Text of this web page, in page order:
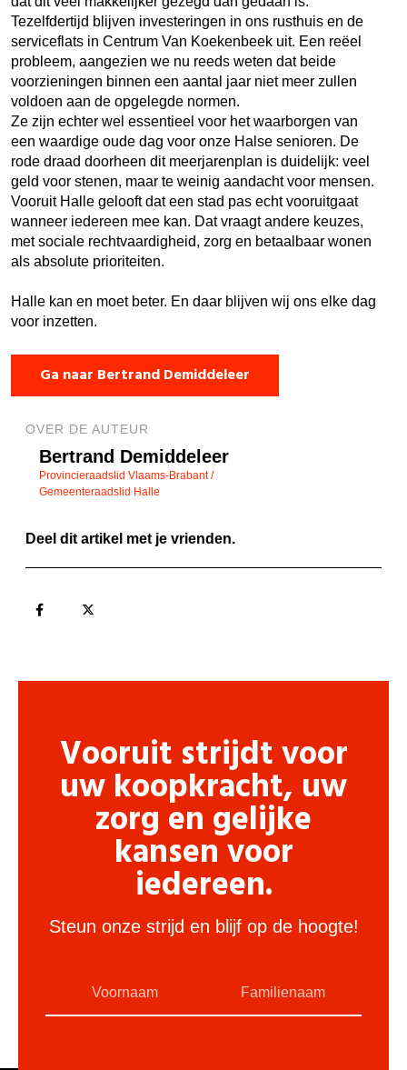
Tezelfdertijd blijven investeringen in ons rusthuis en de
serviceflats in Centrum Van Koekenbeek uit. Een reëel
probleem, aangezien we nu reeds weten dat beide
voorzieningen binnen een aantal jaar niet meer zullen
voldoen aan de opgelegde normen.
Ze zijn echter wel essentieel voor het waarborgen van
een waardige oude dag voor onze Halse senioren. De
rode draad doorheen dit meerjarenplan is duidelijk: veel
geld voor stenen, maar te weinig aandacht voor mensen.
Vooruit Halle gelooft dat een stad pas echt vooruitgaat
wanneer iedereen mee kan. Dat vraagt andere keuzes,
met sociale rechtvaardigheid, zorg en betaalbaar wonen
als absolute prioriteiten.
Halle kan en moet beter. En daar blijven wij ons elke dag
voor inzetten.
Ga naar Bertrand Demiddeleer
OVER DE AUTEUR
Bertrand Demiddeleer
Provincieraadslid Vlaams-Brabant /
Gemeenteraadslid Halle
Deel dit artikel met je vrienden.
Vooruit strijdt voor
uw koopkracht, uw
zorg en gelijke
kansen voor
iedereen.
Steun onze strijd en blijf op de hoogte!